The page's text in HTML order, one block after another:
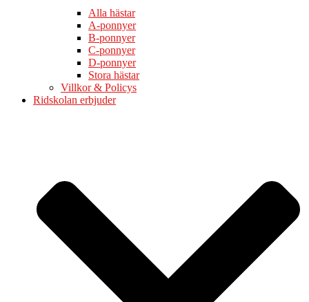
Alla hästar
A-ponnyer
B-ponnyer
C-ponnyer
D-ponnyer
Stora hästar
Villkor & Policys
Ridskolan erbjuder